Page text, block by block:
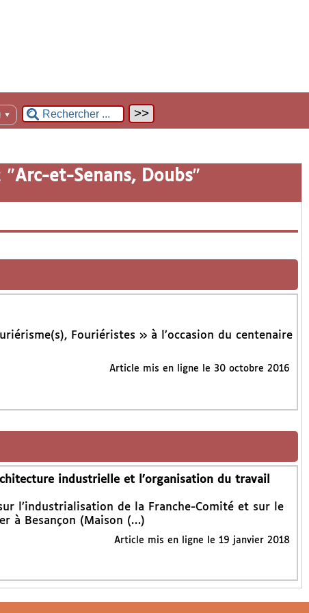
▼
"Arc-et-Senans, Doubs"
Fouriéristes » à l’occasion du centenaire
Article mis en ligne le 30 octobre 2016
industrielle et l’organisation du travail
l’industrialisation de la Franche-Comité et sur le
à Besançon (Maison (…)
Article mis en ligne le 19 janvier 2018